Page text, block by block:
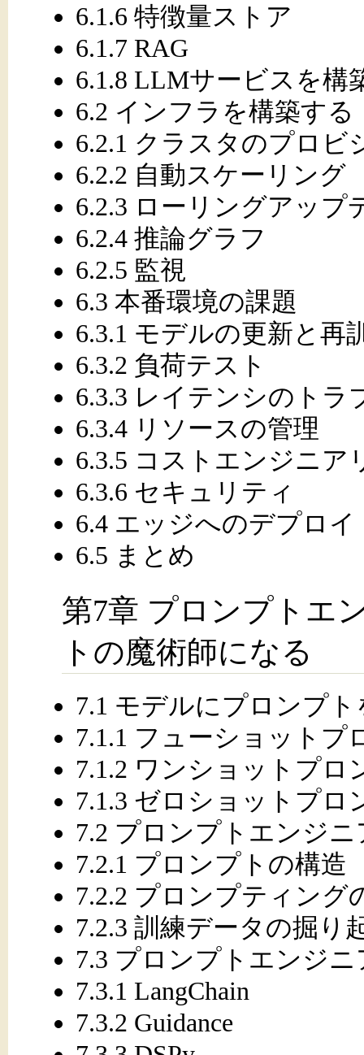
6.1.6 特徴量ストア
6.1.7 RAG
6.1.8 LLMサービスを
6.2 インフラを構築する
6.2.1 クラスタのプロビ
6.2.2 自動スケーリング
6.2.3 ローリングアップ
6.2.4 推論グラフ
6.2.5 監視
6.3 本番環境の課題
6.3.1 モデルの更新と再
6.3.2 負荷テスト
6.3.3 レイテンシのトラ
6.3.4 リソースの管理
6.3.5 コストエンジニア
6.3.6 セキュリティ
6.4 エッジへのデプロイ
6.5 まとめ
第7章 プロンプトエ
トの魔術師になる
7.1 モデルにプロンプ
7.1.1 フューショットプ
7.1.2 ワンショットプロ
7.1.3 ゼロショットプロ
7.2 プロンプトエンジ
7.2.1 プロンプトの構造
7.2.2 プロンプティン
7.2.3 訓練データの掘り
7.3 プロンプトエンジ
7.3.1 LangChain
7.3.2 Guidance